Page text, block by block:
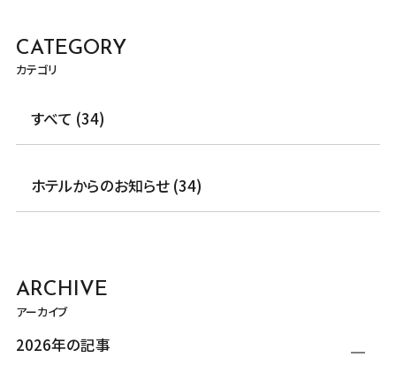
CATEGORY
カテゴリ
すべて (34)
ホテルからのお知らせ (34)
ARCHIVE
アーカイブ
2026年の記事